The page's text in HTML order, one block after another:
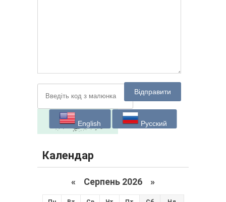
Відправити
English Русский
Календар
« Серпень 2026 »